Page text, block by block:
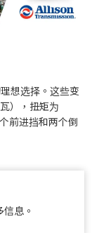
想选择。这些变
），扭矩为
前进挡和两个倒
息。